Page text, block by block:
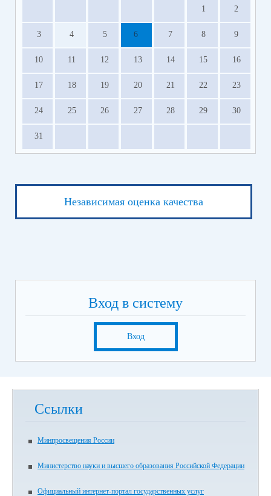
1 2
3 4 5 6 7 8 9
10 11 12 13 14 15 16
17 18 19 20 21 22 23
24 25 26 27 28 29 30
31
Независимая оценка качества
Вход в систему
Вход
Ссылки
Минпросвещения России
Министерство науки и высшего образования Российской Федерации
Официальный интернет-портал государственных услуг